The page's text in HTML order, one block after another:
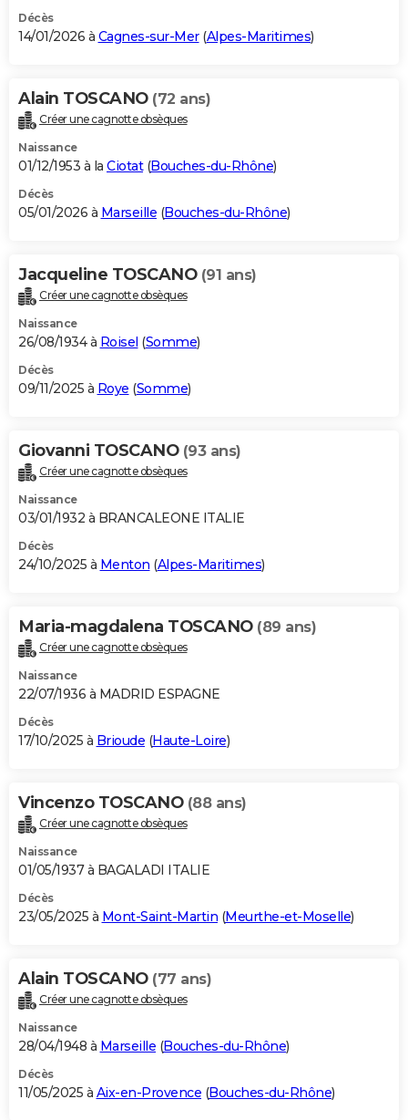
Décès
14/01/2026 à Cagnes-sur-Mer(Alpes-Maritimes)
Alain TOSCANO (72 ans)
Créer une cagnotte obsèques
Naissance
01/12/1953 à la Ciotat(Bouches-du-Rhône)
Décès
05/01/2026 à Marseille (Bouches-du-Rhône)
Jacqueline TOSCANO (91 ans)
Créer une cagnotte obsèques
Naissance
26/08/1934 à Roisel (Somme)
Décès
09/11/2025 à Roye (Somme)
Giovanni TOSCANO (93 ans)
Créer une cagnotte obsèques
Naissance
03/01/1932 à BRANCALEONE ITALIE
Décès
24/10/2025 à Menton (Alpes-Maritimes)
Maria-magdalena TOSCANO (89 ans)
Créer une cagnotte obsèques
Naissance
22/07/1936 à MADRID ESPAGNE
Décès
17/10/2025 à Brioude (Haute-Loire)
Vincenzo TOSCANO (88 ans)
Créer une cagnotte obsèques
Naissance
01/05/1937 à BAGALADI ITALIE
Décès
23/05/2025 à Mont-Saint-Martin (Meurthe-et-Moselle)
Alain TOSCANO (77 ans)
Créer une cagnotte obsèques
Naissance
28/04/1948 à Marseille (Bouches-du-Rhône)
Décès
11/05/2025 à Aix-en-Provence (Bouches-du-Rhône)